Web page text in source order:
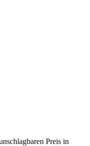
Preis in